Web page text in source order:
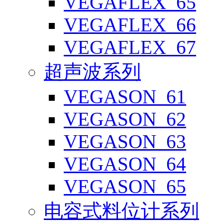
VEGAFLEX_66
VEGAFLEX_67
超声波系列
VEGASON_61
VEGASON_62
VEGASON_63
VEGASON_64
VEGASON_65
电容式料位计系列